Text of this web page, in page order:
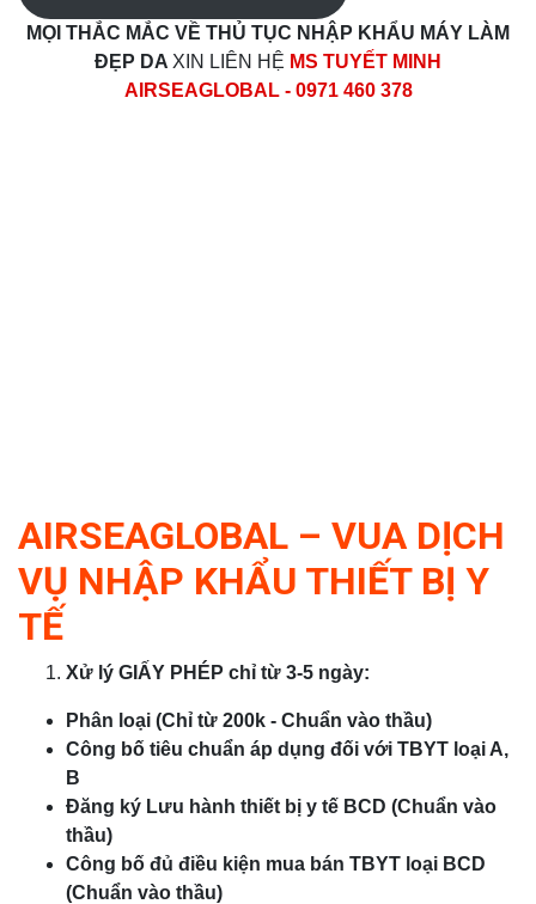
MỌI THẮC MẮC VỀ THỦ TỤC NHẬP KHẨU MÁY LÀM
ĐẸP DA XIN LIÊN HỆ MS TUYẾT MINH
AIRSEAGLOBAL - 0971 460 378
AIRSEAGLOBAL – VUA DỊCH
VỤ NHẬP KHẨU THIẾT BỊ Y
TẾ
Xử lý GIẤY PHÉP chỉ từ 3-5 ngày:
Phân loại (Chỉ từ 200k - Chuẩn vào thầu)
Công bố tiêu chuẩn áp dụng đối với TBYT loại A,
B
Đăng ký Lưu hành thiết bị y tế BCD (Chuẩn vào
thầu)
Công bố đủ điều kiện mua bán TBYT loại BCD
(Chuẩn vào thầu)